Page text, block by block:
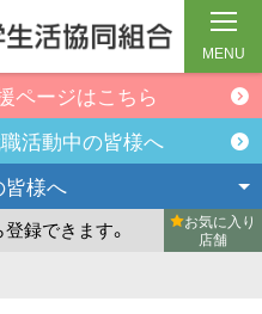
ページはこちら
活動中の皆様へ
皆様へ
きます。 まだお気に
お気に入り
店舗
MENU